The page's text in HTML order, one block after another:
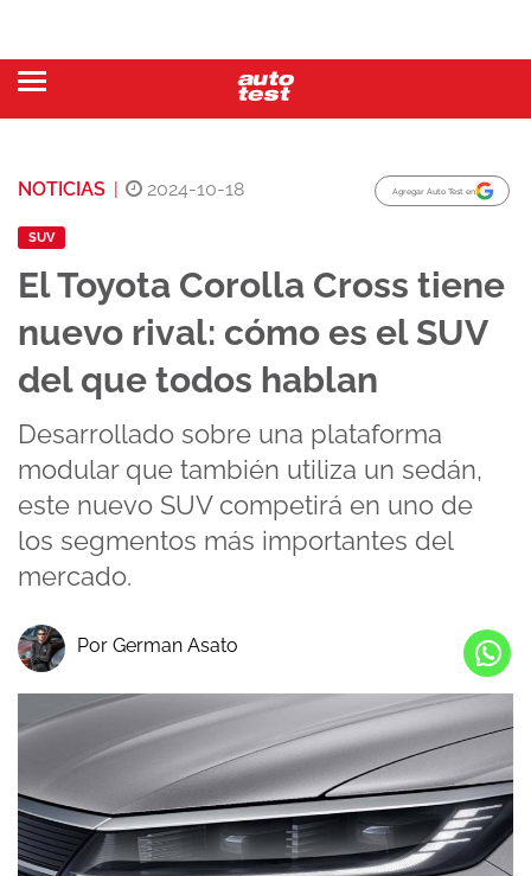
NOTICIAS | 2024-10-18 Agregar Auto Test en
SUV
El Toyota Corolla Cross tiene
nuevo rival: cómo es el SUV
del que todos hablan
Desarrollado sobre una plataforma
modular que también utiliza un sedán,
este nuevo SUV competirá en uno de
los segmentos más importantes del
mercado.
Por German Asato